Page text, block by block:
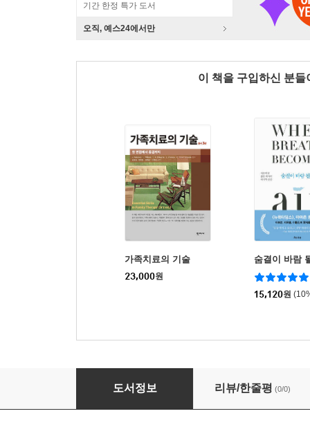
기간 한정 특가 도서
오직, 예스24에서만
이 책을 구입하신 분
가족치료의 기술
23,000원
숨결이 바람
15,120원
자녀의 마음 코칭
도서정보 리뷰/한줄평 (0/0)